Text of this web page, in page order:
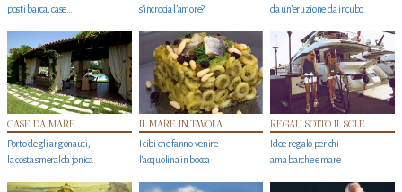
posti barca, case…
s'incrocia l’amore?
da un’eruzione da incubo
CASE DA MARE
Porto degli argonauti,
la costa smeralda jonica
IL MARE IN TAVOLA
I cibi che fanno venire
l’acquolina in bocca
REGALI SOTTO IL SOLE
Idee regalo per chi
ama barche e mare